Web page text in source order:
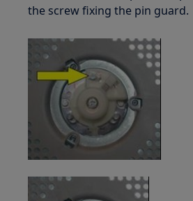
the screw fixing the pin guard.